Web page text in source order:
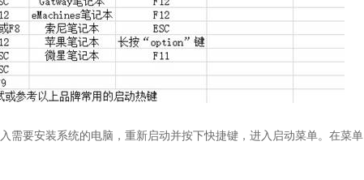
需要安装系统的电脑，重新启动并按下快捷键，进入启动菜单。在菜单